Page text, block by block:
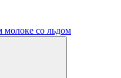
молоке со льдом